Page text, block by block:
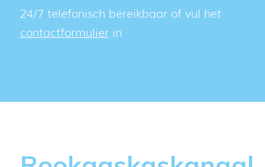
24/7 telefonisch bereikbaar of vul het
contactformulierin